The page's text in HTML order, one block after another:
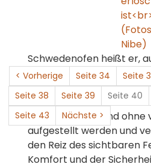
Schwedenofen heißt er,
kommt er: der
sich um einen kleinen
Kacheln, Speckstein
Er kann schnell und ohne
aufgestellt werden und
den Reiz des sichtbaren
Komfort und der
< Vorherige Seite 34 Seite
Seite 38
Seite 39 Seite 40
Seite 43
Nächste >